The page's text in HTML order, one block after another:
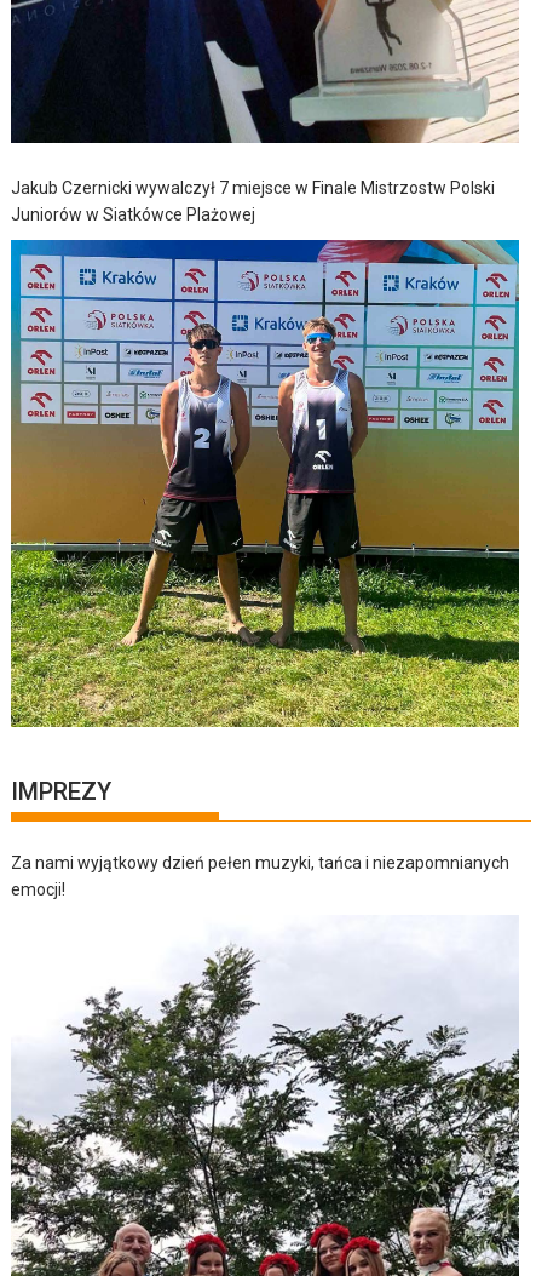
Jakub Czernicki wywalczył 7 miejsce w Finale Mistrzostw Polski
Juniorów w Siatkówce Plażowej
IMPREZY
Za nami wyjątkowy dzień pełen muzyki, tańca i niezapomnianych
emocji!